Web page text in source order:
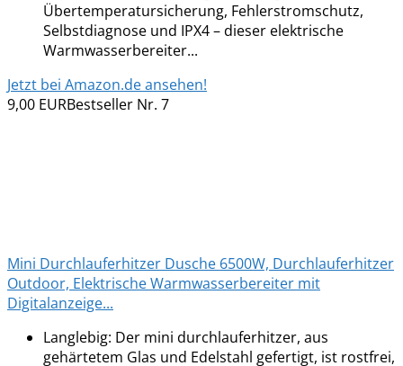
Übertemperatursicherung, Fehlerstromschutz,
Selbstdiagnose und IPX4 – dieser elektrische
Warmwasserbereiter...
Jetzt bei Amazon.de ansehen!
9,00 EURBestseller Nr. 7
Mini Durchlauferhitzer Dusche 6500W, Durchlauferhitzer
Outdoor, Elektrische Warmwasserbereiter mit
Digitalanzeige...
Langlebig: Der mini durchlauferhitzer, aus
gehärtetem Glas und Edelstahl gefertigt, ist rostfrei,